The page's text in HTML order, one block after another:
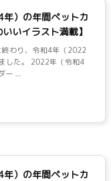
）の年間ペットカ
いイラスト満載】
わり、令和4年（2022
した。 2022年（令和4
ー ...
）の年間ペットカ